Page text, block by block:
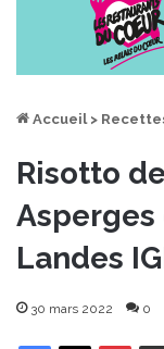
Accueil >
Risotto
Asperges
Landes
30 mars 2022 0